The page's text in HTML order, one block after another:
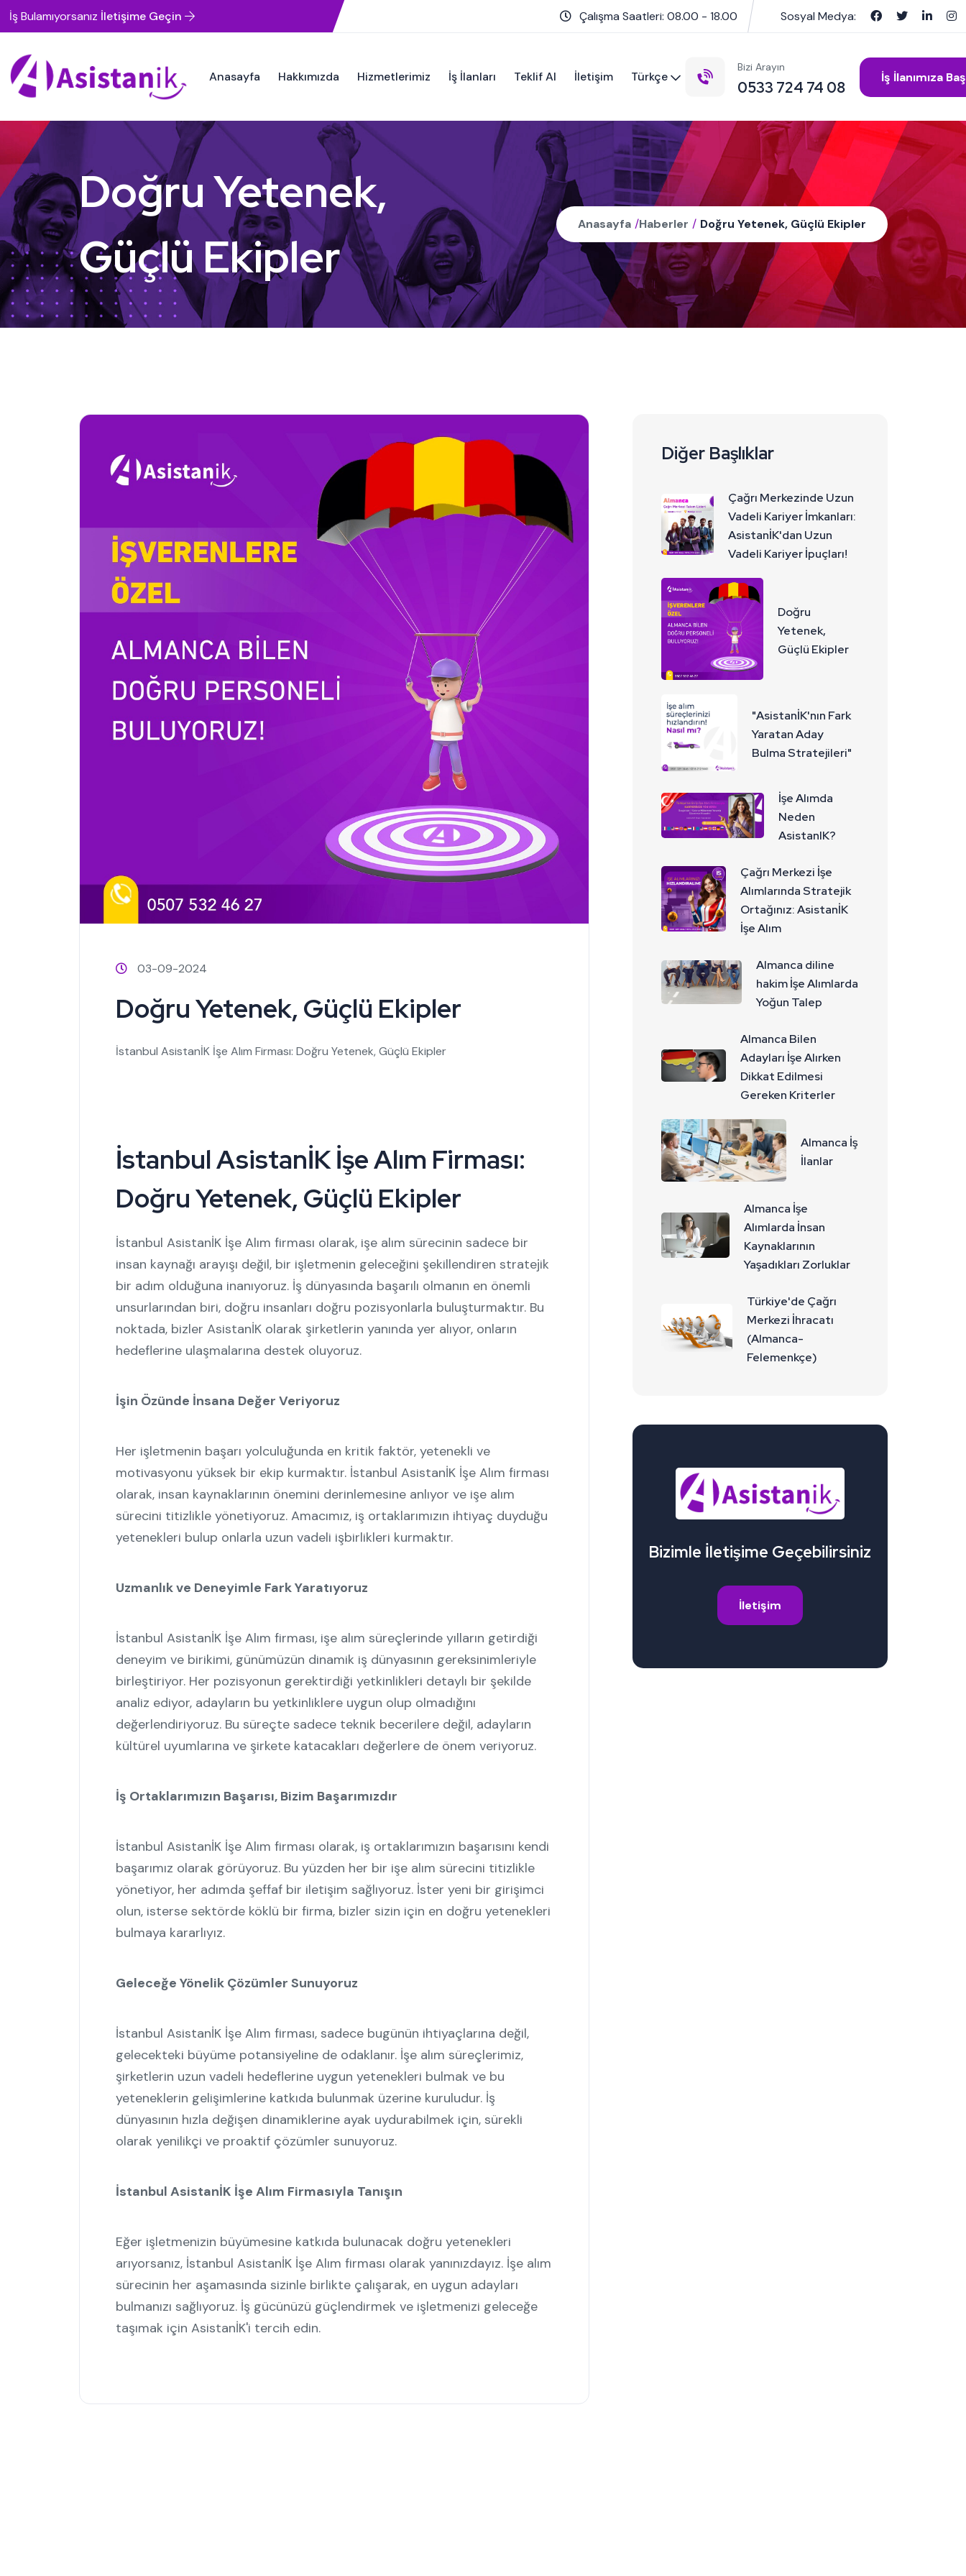
İş Bulamıyorsanız İletişime Geçin Çalışma Saatleri: 08.00 - 18.00 Sosyal Medya:
Anasayfa Hakkımızda Hizmetlerimiz İş İlanları Teklif Al İletişim Türkçe
Bizi Arayın
0533 724 74 08
İş İlanımıza
Doğru Yetenek,
Güçlü Ekipler
Anasayfa /Haberler / Doğru Yetenek, Güçlü Ekipler
03-09-2024
Doğru Yetenek, Güçlü Ekipler
İstanbul AsistanİK İşe Alım Firması: Doğru Yetenek, Güçlü Ekipler
İstanbul AsistanİK İşe Alım Firması:
Doğru Yetenek, Güçlü Ekipler
İstanbul AsistanİK İşe Alım firması olarak, işe alım sürecinin sadece bir
insan kaynağı arayışı değil, bir işletmenin geleceğini şekillendiren stratejik
bir adım olduğuna inanıyoruz. İş dünyasında başarılı olmanın en önemli
unsurlarından biri, doğru insanları doğru pozisyonlarla buluşturmaktır. Bu
noktada, bizler AsistanİK olarak şirketlerin yanında yer alıyor, onların
hedeflerine ulaşmalarına destek oluyoruz.
İşin Özünde İnsana Değer Veriyoruz
Her işletmenin başarı yolculuğunda en kritik faktör, yetenekli ve
motivasyonu yüksek bir ekip kurmaktır. İstanbul AsistanİK İşe Alım firması
olarak, insan kaynaklarının önemini derinlemesine anlıyor ve işe alım
sürecini titizlikle yönetiyoruz. Amacımız, iş ortaklarımızın ihtiyaç duyduğu
yetenekleri bulup onlarla uzun vadeli işbirlikleri kurmaktır.
Uzmanlık ve Deneyimle Fark Yaratıyoruz
İstanbul AsistanİK İşe Alım firması, işe alım süreçlerinde yılların getirdiği
deneyim ve birikimi, günümüzün dinamik iş dünyasının gereksinimleriyle
birleştiriyor. Her pozisyonun gerektirdiği yetkinlikleri detaylı bir şekilde
analiz ediyor, adayların bu yetkinliklere uygun olup olmadığını
değerlendiriyoruz. Bu süreçte sadece teknik becerilere değil, adayların
kültürel uyumlarına ve şirkete katacakları değerlere de önem veriyoruz.
İş Ortaklarımızın Başarısı, Bizim Başarımızdır
İstanbul AsistanİK İşe Alım firması olarak, iş ortaklarımızın başarısını kendi
başarımız olarak görüyoruz. Bu yüzden her bir işe alım sürecini titizlikle
yönetiyor, her adımda şeffaf bir iletişim sağlıyoruz. İster yeni bir girişimci
olun, isterse sektörde köklü bir firma, bizler sizin için en doğru yetenekleri
bulmaya kararlıyız.
Geleceğe Yönelik Çözümler Sunuyoruz
İstanbul AsistanİK İşe Alım firması, sadece bugünün ihtiyaçlarına değil,
gelecekteki büyüme potansiyeline de odaklanır. İşe alım süreçlerimiz,
şirketlerin uzun vadeli hedeflerine uygun yetenekleri bulmak ve bu
yeteneklerin gelişimlerine katkıda bulunmak üzerine kuruludur. İş
dünyasının hızla değişen dinamiklerine ayak uydurabilmek için, sürekli
olarak yenilikçi ve proaktif çözümler sunuyoruz.
İstanbul AsistanİK İşe Alım Firmasıyla Tanışın
Eğer işletmenizin büyümesine katkıda bulunacak doğru yetenekleri
arıyorsanız, İstanbul AsistanİK İşe Alım firması olarak yanınızdayız. İşe alım
sürecinin her aşamasında sizinle birlikte çalışarak, en uygun adayları
bulmanızı sağlıyoruz. İş gücünüzü güçlendirmek ve işletmenizi geleceğe
taşımak için AsistanİK'i tercih edin.
Diğer Başlıklar
Çağrı Merkezinde Uzun
Vadeli Kariyer İmkanları:
AsistanİK'dan Uzun
Vadeli Kariyer İpuçları!
Doğru
Yetenek,
Güçlü Ekipler
"AsistanİK'nın Fark
Yaratan Aday
Bulma Stratejileri"
İşe Alımda
Neden
AsistanIK?
Çağrı Merkezi İşe
Alımlarında Stratejik
Ortağınız: AsistanİK
İşe Alım
Almanca diline
hakim İşe Alımlarda
Yoğun Talep
Almanca Bilen
Adayları İşe Alırken
Dikkat Edilmesi
Gereken Kriterler
Almanca İş
İlanlar
Almanca İşe
Alımlarda İnsan
Kaynaklarının
Yaşadıkları Zorluklar
Türkiye'de Çağrı
Merkezi İhracatı
(Almanca-
Felemenkçe)
Bizimle İletişime Geçebilirsiniz
İletişim